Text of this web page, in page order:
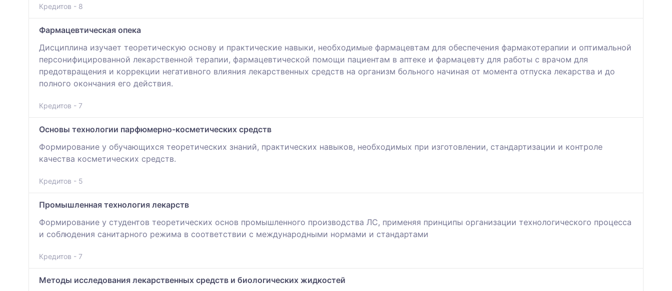
Кредитов - 8
Фармацевтическая опека
Дисциплина изучает теоретическую основу и практические навыки, необходимые фармацевтам для обеспечения фармакотерапии и оптимальной
персонифицированной лекарственной терапии, фармацевтической помощи пациентам в аптеке и фармацевту для работы с врачом для
предотвращения и коррекции негативного влияния лекарственных средств на организм больного начиная от момента отпуска лекарства и до
полного окончания его действия.
Кредитов - 7
Основы технологии парфюмерно-косметических средств
Формирование у обучающихся теоретических знаний, практических навыков, необходимых при изготовлении, стандартизации и контроле
качества косметических средств.
Кредитов - 5
Промышленная технология лекарств
Формирование у студентов теоретических основ промышленного производства ЛС, применяя принципы организации технологического процесса
и соблюдения санитарного режима в соответствии с международными нормами и стандартами
Кредитов - 7
Методы исследования лекарственных средств и биологических жидкостей